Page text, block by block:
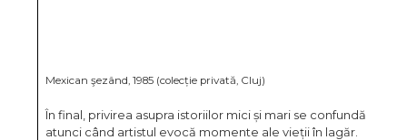
Mexican şezând, 1985 (colecție privată, Cluj)
În final, privirea asupra istoriilor mici și mari se confundă
atunci când artistul evocă momente ale vieții în lagăr.